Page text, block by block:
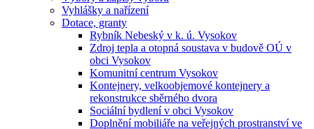
Vyhlášky a nařízení
Dotace, granty
Rybník Nebeský v k. ú. Vysokov
Zdroj tepla a otopná soustava v budově OÚ v
obci Vysokov
Komunitní centrum Vysokov
Kontejnery, velkoobjemové kontejnery a
rekonstrukce sběrného dvora
Sociální bydlení v obci Vysokov
Doplnění mobiliáře na veřejných prostranství ve